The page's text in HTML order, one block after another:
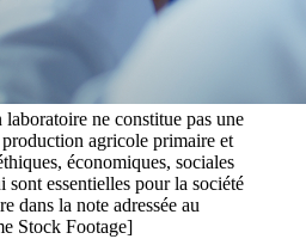
ne constitue pas une
agricole primaire et
économiques, sociales
sont essentielles pour la société
dans la note adressée au
Stock Footage]